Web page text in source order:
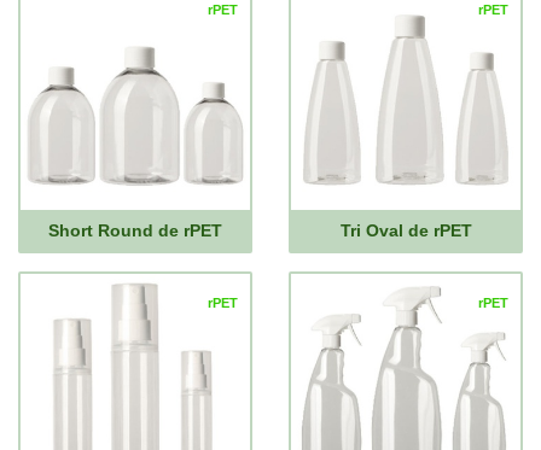
rPET
Short Round de rPET
rPET
Tri Oval de rPET
rPET rPET